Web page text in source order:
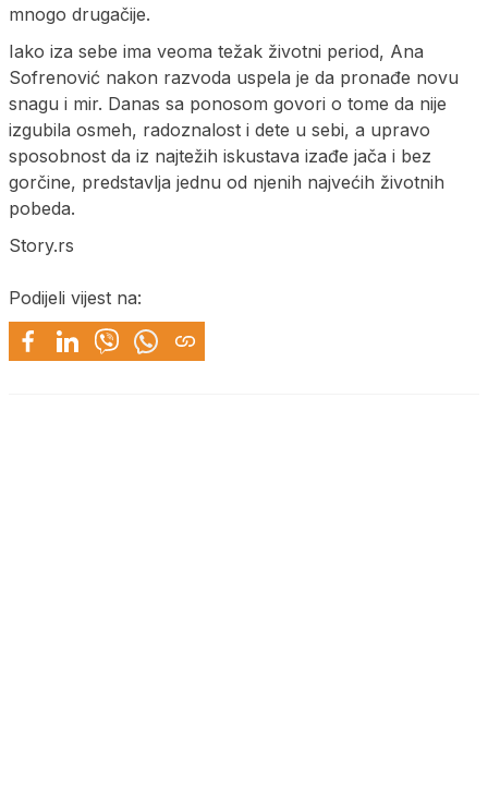
mnogo drugačije.
Iako iza sebe ima veoma težak životni period, Ana
Sofrenović nakon razvoda uspela je da pronađe novu
snagu i mir. Danas sa ponosom govori o tome da nije
izgubila osmeh, radoznalost i dete u sebi, a upravo
sposobnost da iz najtežih iskustava izađe jača i bez
gorčine, predstavlja jednu od njenih najvećih životnih
pobeda.
Story.rs
Podijeli vijest na: